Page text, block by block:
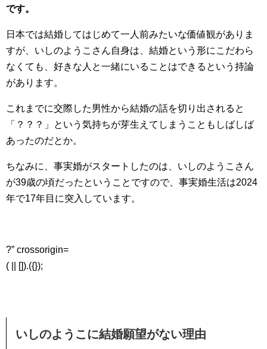
です。
日本では結婚してはじめて一人前みたいな価値観がありま
すが、いしのようこさん自身は、結婚という形にこだわら
なくても、好きな人と一緒にいることはできるという持論
があります。
これまでに交際した男性から結婚の話を切り出されると
「？？？」という気持ちが芽生えてしまうこともしばしば
あったのだとか。
ちなみに、事実婚がスタートしたのは、いしのようこさん
が39歳の頃だったということですので、事実婚生活は2024
年で17年目に突入しています。
?” crossorigin=
( || []).({});
いしのようこに結婚願望がない理由